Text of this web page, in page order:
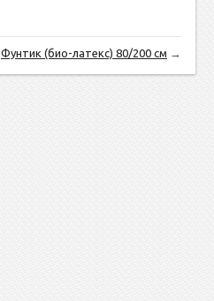
Фунтик (био-латекс) 80/200 см →